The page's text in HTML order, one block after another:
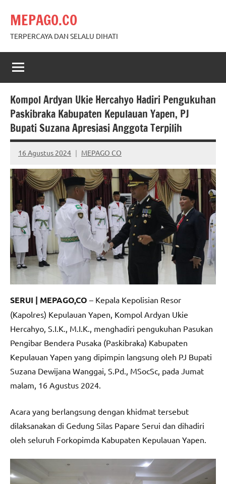
content
MEPAGO.CO
TERPERCAYA DAN SELALU DIHATI
Kompol Ardyan Ukie Hercahyo Hadiri Pengukuhan
Paskibraka Kabupaten Kepulauan Yapen, PJ
Bupati Suzana Apresiasi Anggota Terpilih
16 Agustus 2024 MEPAGO CO
No
comments
SERUI | MEPAGO,CO – Kepala Kepolisian Resor
(Kapolres) Kepulauan Yapen, Kompol Ardyan Ukie
Hercahyo, S.I.K., M.I.K., menghadiri pengukuhan Pasukan
Pengibar Bendera Pusaka (Paskibraka) Kabupaten
Kepulauan Yapen yang dipimpin langsung oleh PJ Bupati
Suzana Dewijana Wanggai, S.Pd., MSocSc, pada Jumat
malam, 16 Agustus 2024.
Acara yang berlangsung dengan khidmat tersebut
dilaksanakan di Gedung Silas Papare Serui dan dihadiri
oleh seluruh Forkopimda Kabupaten Kepulauan Yapen.